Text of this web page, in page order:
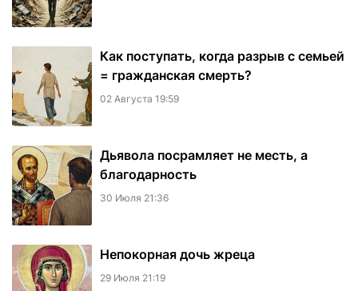
Как поступать, когда разрыв с семьей
= гражданская смерть?
02 Августа 19:59
Дьявола посрамляет не месть, а
благодарность
30 Июля 21:36
Непокорная дочь жреца
29 Июля 21:19